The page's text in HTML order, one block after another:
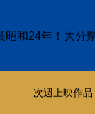
昭和24年！大分
次週上映作品